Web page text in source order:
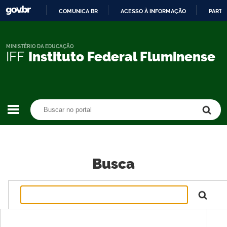
CONTEÚDO
COMUNICA BR ACESSO À INFORMAÇÃO
IFF Instituto Federal Fluminense
MINISTÉRIO DA EDUCAÇÃO
Busca